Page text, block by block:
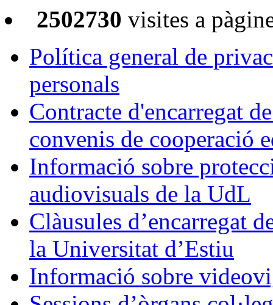
2502730 visites a
Política general de
personals
Contracte d'encarregat
convenis de cooperació
Informació sobre
audiovisuals de la UdL
Clàusules d’encarregat
la Universitat d’Estiu
Informació sobre